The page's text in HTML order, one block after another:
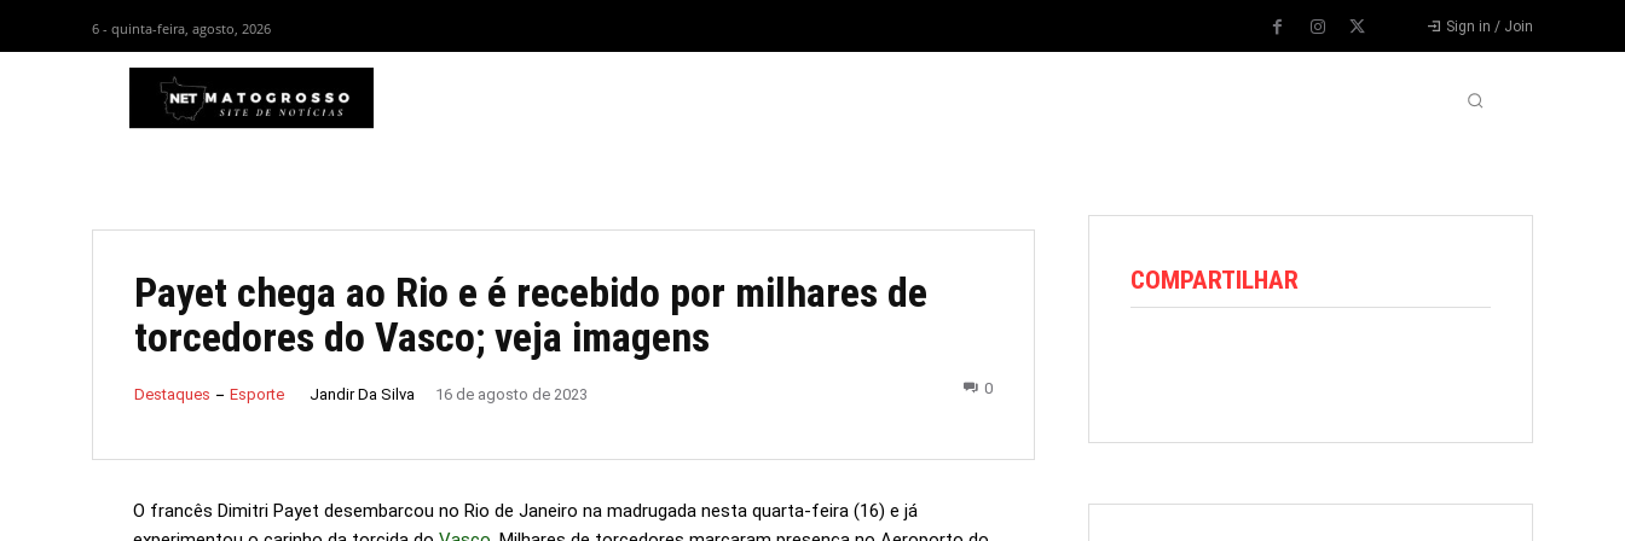
6 - quinta-feira, agosto, 2026 Sign in / Join
Payet chega ao Rio e é recebido por milhares de
torcedores do Vasco; veja imagens
Destaques Esporte Jandir Da Silva 16 de agosto de 2023 0
O francês Dimitri Payet desembarcou no Rio de Janeiro na madrugada nesta quarta-feira (16) e já
COMPARTILHAR